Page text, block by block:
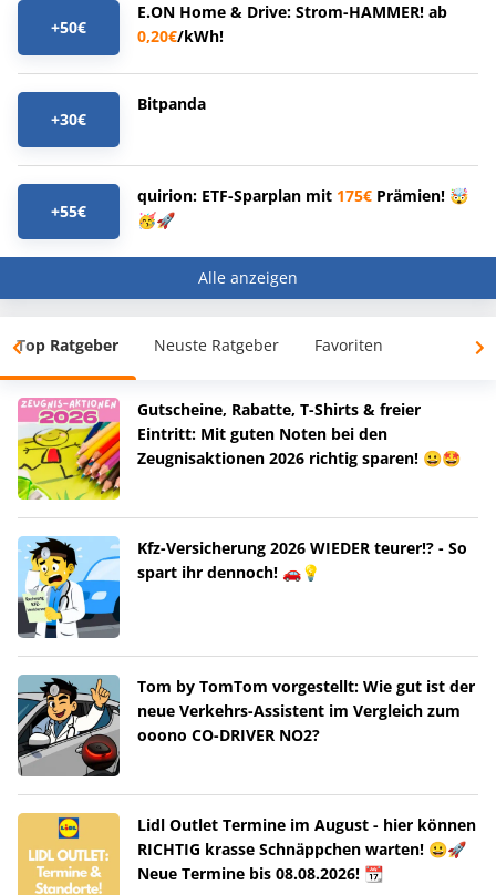
+50€
E.ON Home & Drive: Strom-HAMMER! ab
0,20€/kWh!
+30€
Bitpanda
+55€
quirion: ETF-Sparplan mit 175€ Prämien! 🤯
🥳🚀
Alle anzeigen
Top Ratgeber Neuste Ratgeber Favoriten
Gutscheine, Rabatte, T-Shirts & freier
Eintritt: Mit guten Noten bei den
Zeugnisaktionen 2026 richtig sparen! 😀🤩
Kfz-Versicherung 2026 WIEDER teurer!? - So
spart ihr dennoch! 🚗💡
Tom by TomTom vorgestellt: Wie gut ist der
neue Verkehrs-Assistent im Vergleich zum
ooono CO-DRIVER NO2?
Lidl Outlet Termine im August - hier können
RICHTIG krasse Schnäppchen warten! 😀🚀
Neue Termine bis 08.08.2026! 📆